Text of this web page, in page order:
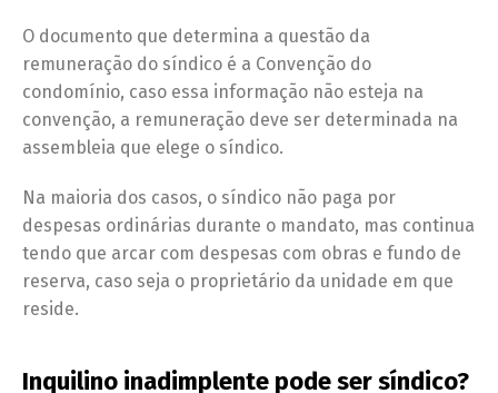
O documento que determina a questão da
remuneração do síndico é a Convenção do
condomínio, caso essa informação não esteja na
convenção, a remuneração deve ser determinada na
assembleia que elege o síndico.
Na maioria dos casos, o síndico não paga por
despesas ordinárias durante o mandato, mas continua
tendo que arcar com despesas com obras e fundo de
reserva, caso seja o proprietário da unidade em que
reside.
Inquilino inadimplente pode ser síndico?